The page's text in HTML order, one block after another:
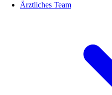
Ärztliches Team